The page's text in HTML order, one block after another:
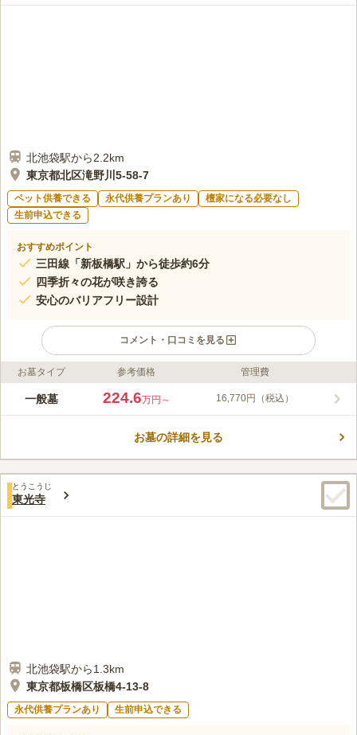
色でした。
北池袋駅から2.2km
東京都北区滝野川5-58-7
ペット供養できる 永代供養プランあり
檀家になる必要なし
生前申込できる
おすすめポイント
三田線「新板橋駅」から徒歩約6分
四季折々の花が咲き誇る
安心のバリアフリー設計
コメント・口コミを見る
ライフドット編集部のコメント
サニープレイス福壽園（福寿園）は、都市型公園墓地です。境内
も楽しめます。また、園内はバリアフリー設計で、参道はタイル
口コミ評価
この霊園はまだ誰からも評価されていません。
お墓タイプ 参考価格 管理費
一般墓 224.6万円～ 16,770円（税込）
お墓の詳細を見る
とうこうじ
東光寺
北池袋駅から1.3km
東京都板橋区板橋4-13-8
永代供養プランあり 生前申込できる